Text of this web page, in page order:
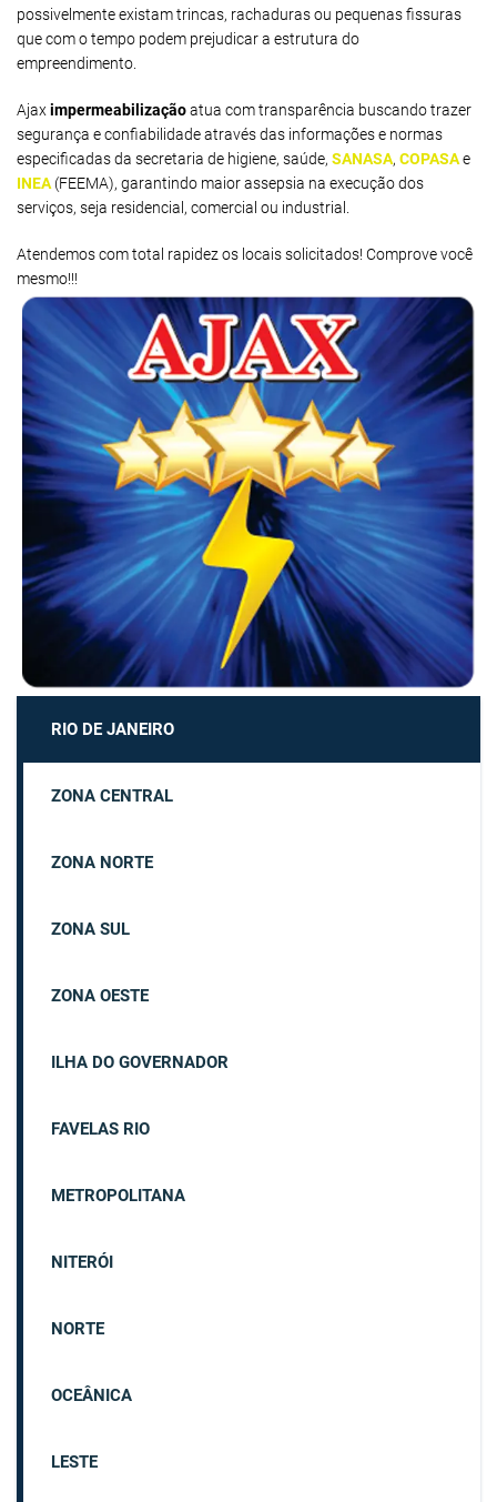
possivelmente existam trincas, rachaduras ou pequenas fissuras
que com o tempo podem prejudicar a estrutura do
empreendimento.
Ajaximpermeabilizaçãoatua com transparência buscando trazer
segurança e confiabilidade através das informações e normas
especificadas da secretaria de higiene, saúde, SANASA, COPASAe
INEA (FEEMA), garantindo maior assepsia na execução dos
serviços, seja residencial, comercial ou industrial.
Atendemos com total rapidez os locais solicitados! Comprove você
mesmo!!!
RIO DE JANEIRO
ZONA CENTRAL
ZONA NORTE
ZONA SUL
ZONA OESTE
ILHA DO GOVERNADOR
FAVELAS RIO
METROPOLITANA
NITERÓI
NORTE
OCEÂNICA
LESTE